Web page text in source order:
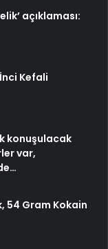
açıklaması:
Kefali
konuşulacak
var,
54 Gram Kokain